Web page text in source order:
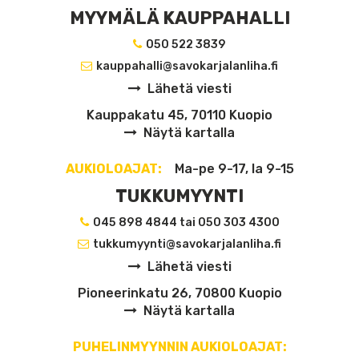
MYYMÄLÄ KAUPPAHALLI
050 522 3839
kauppahalli@savokarjalanliha.fi
Lähetä viesti
Kauppakatu 45, 70110 Kuopio
Näytä kartalla
AUKIOLOAJAT: Ma-pe 9-17, la 9-15
TUKKUMYYNTI
045 898 4844 tai 050 303 4300
tukkumyynti@savokarjalanliha.fi
Lähetä viesti
Pioneerinkatu 26, 70800 Kuopio
Näytä kartalla
PUHELINMYYNNIN AUKIOLOAJAT: